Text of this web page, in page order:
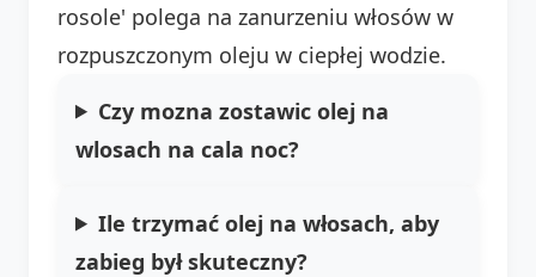
rosole' polega na zanurzeniu włosów w
rozpuszczonym oleju w ciepłej wodzie.
Czy mozna zostawic olej na
wlosach na cala noc?
Ile trzymać olej na włosach, aby
zabieg był skuteczny?